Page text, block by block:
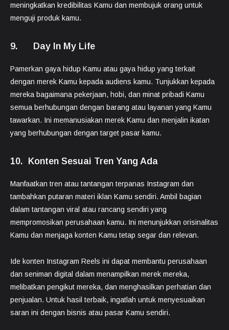
meningkatkan kredibilitas Kamu dan membujuk orang untuk
menguji produk kamu.
9. Day In My Life
Pamerkan gaya hidup Kamu atau gaya hidup yang terkait
dengan merek Kamu kepada audiens kamu. Tunjukkan kepada
mereka bagaimana pekerjaan, hobi, dan minat pribadi Kamu
semua berhubungan dengan barang atau layanan yang Kamu
tawarkan. Ini memanusiakan merek Kamu dan menjalin ikatan
yang berhubungan dengan target pasar kamu.
10. Konten Sesuai Tren Yang Ada
Manfaatkan tren atau tantangan terpanas Instagram dan
tambahkan putaran materi iklan Kamu sendiri. Ambil bagian
dalam tantangan viral atau rancang sendiri yang
mempromosikan perusahaan kamu. Ini menunjukkan orisinalitas
Kamu dan menjaga konten Kamu tetap segar dan relevan.
Ide konten Instagram Reels ini dapat membantu perusahaan
dan seniman digital dalam menampilkan merek mereka,
melibatkan pengikut mereka, dan menghasilkan perhatian dan
penjualan. Untuk hasil terbaik, ingatlah untuk menyesuaikan
saran ini dengan bisnis atau pasar Kamu sendiri.